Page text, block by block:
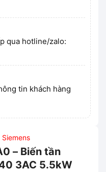
qua hotline/zalo:
tin khách hàng
Siemens
– Biến tần
3AC 5.5kW